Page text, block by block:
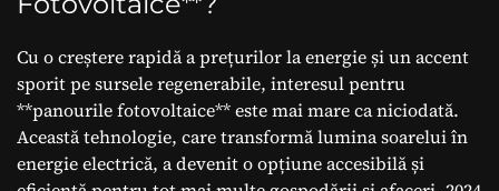
Cu o creștere rapidă a prețurilor la energie și un accent
sporit pe sursele regenerabile, interesul pentru
**panourile fotovoltaice** este mai mare ca niciodată.
Această tehnologie, care transformă lumina soarelui în
energie electrică, a devenit o opțiune accesibilă și